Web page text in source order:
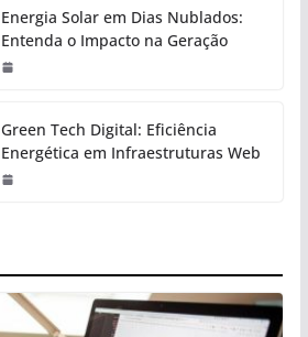
Energia Solar em Dias Nublados:
Entenda o Impacto na Geração
Green Tech Digital: Eficiência
Energética em Infraestruturas Web